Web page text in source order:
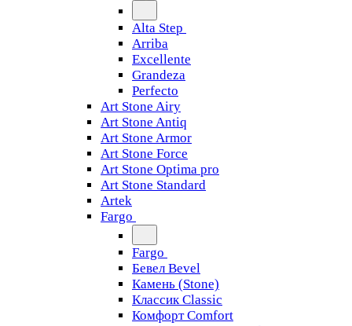
Alta Step
Arriba
Excellente
Grandeza
Perfecto
Art Stone Airy
Art Stone Antiq
Art Stone Armor
Art Stone Force
Art Stone Optima pro
Art Stone Standard
Artek
Fargo
Fargo
Бевел Bevel
Камень (Stone)
Классик Classic
Комфорт Comfort